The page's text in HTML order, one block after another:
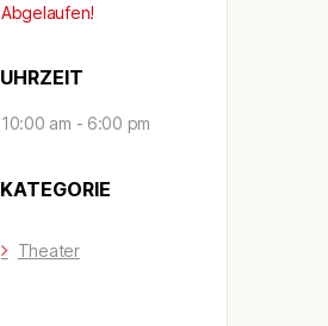
Abgelaufen!
UHRZEIT
10:00 am - 6:00 pm
KATEGORIE
Theater